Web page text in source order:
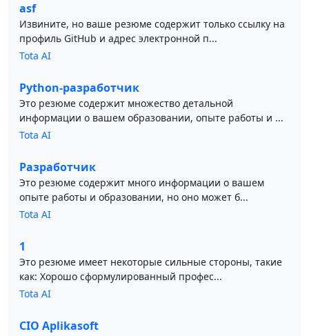
asf
Извините, но ваше резюме содержит только ссылку на
профиль GitHub и адрес электронной п...
Tota AI
Python-разработчик
Это резюме содержит множество детальной
информации о вашем образовании, опыте работы и ...
Tota AI
Разработчик
Это резюме содержит много информации о вашем
опыте работы и образовании, но оно может б...
Tota AI
1
Это резюме имеет некоторые сильные стороны, такие
как: Хорошо сформулированный профес...
Tota AI
CIO Aplikasoft